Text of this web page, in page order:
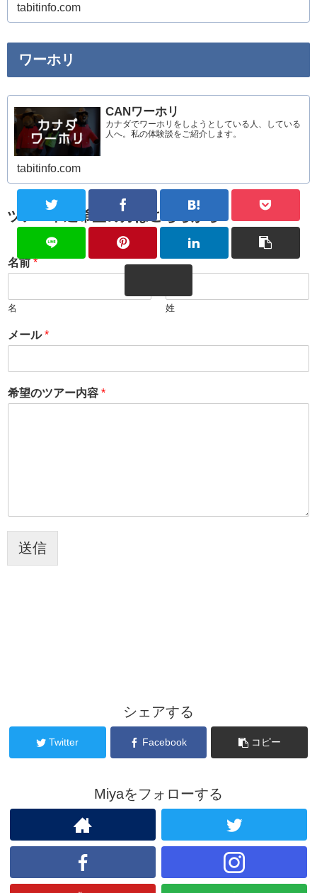
tabitinfo.com
ワーホリ
CANワーホリ
カナダでワーホリをしようとしている人、している
人へ。私の体験談をご紹介します。
tabitinfo.com
ツアー申込希望の方はこちらから
名前*
名 姓
メール*
希望のツアー内容 *
送信
シェアする
Twitter Facebook コピー
Miyaをフォローする